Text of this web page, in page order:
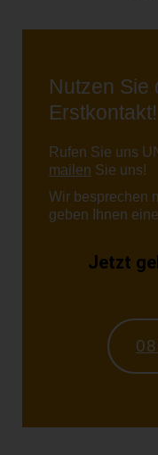
Nutzen Sie
Erstkontakt!
Rufen Sie uns
mailen Sie uns!
Wir besprechen
geben Ihnen
Jetzt